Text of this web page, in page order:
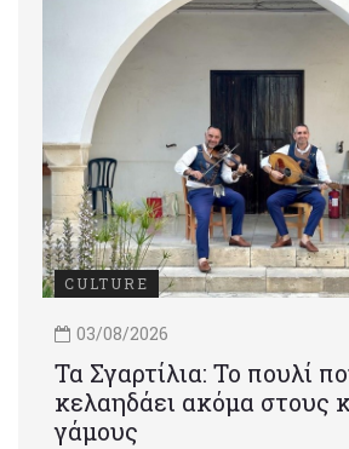
CULTURE
03/08/2026
Τα Σγαρτίλια: Το πουλί
κελαηδάει ακόμα στους
γάμους